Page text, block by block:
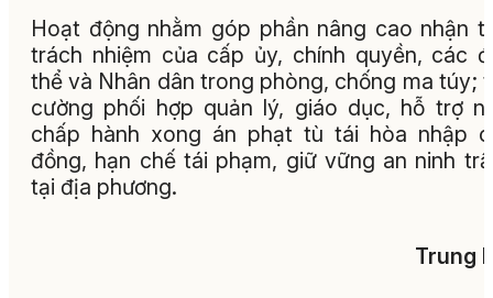
Hoạt động nhằm góp phần nâng cao nhận
trách nhiệm của cấp ủy, chính quyền, các
thể và Nhân dân trong phòng, chống ma túy;
cường phối hợp quản lý, giáo dục, hỗ trợ
chấp hành xong án phạt tù tái hòa nhập
đồng, hạn chế tái phạm, giữ vững an ninh
tại địa phương.
Trung